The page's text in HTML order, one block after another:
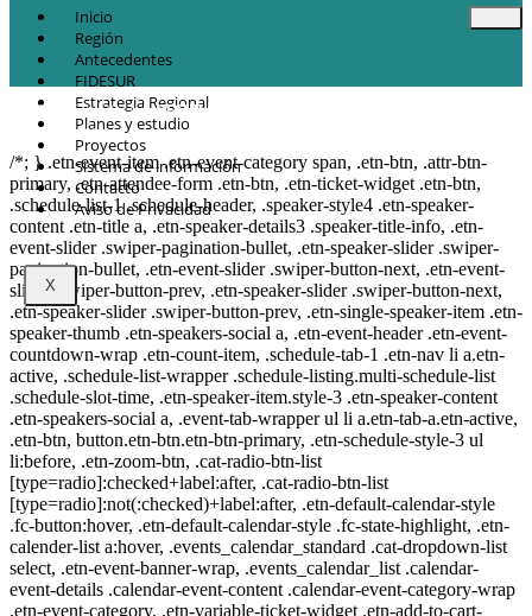
Inicio
Región
Antecedentes
FIDESUR
Estrategia Regional
Planes y estudio
Proyectos
Sistema de información
Contacto
Aviso de Privacidad
X
© Copyright 2021.FIDESURFideicomiso para el Desarrollo Regional del
Sur Sureste.
/*; } .etn-event-item .etn-event-category span, .etn-btn, .attr-btn-
primary, .etn-attendee-form .etn-btn, .etn-ticket-widget .etn-btn,
.schedule-list-1 .schedule-header, .speaker-style4 .etn-speaker-
content .etn-title a, .etn-speaker-details3 .speaker-title-info, .etn-
event-slider .swiper-pagination-bullet, .etn-speaker-slider .swiper-
pagination-bullet, .etn-event-slider .swiper-button-next, .etn-event-
slider .swiper-button-prev, .etn-speaker-slider .swiper-button-next,
.etn-speaker-slider .swiper-button-prev, .etn-single-speaker-item .etn-
speaker-thumb .etn-speakers-social a, .etn-event-header .etn-event-
countdown-wrap .etn-count-item, .schedule-tab-1 .etn-nav li a.etn-
active, .schedule-list-wrapper .schedule-listing.multi-schedule-list
.schedule-slot-time, .etn-speaker-item.style-3 .etn-speaker-content
.etn-speakers-social a, .event-tab-wrapper ul li a.etn-tab-a.etn-active,
.etn-btn, button.etn-btn.etn-btn-primary, .etn-schedule-style-3 ul
li:before, .etn-zoom-btn, .cat-radio-btn-list
[type=radio]:checked+label:after, .cat-radio-btn-list
[type=radio]:not(:checked)+label:after, .etn-default-calendar-style
.fc-button:hover, .etn-default-calendar-style .fc-state-highlight, .etn-
calender-list a:hover, .events_calendar_standard .cat-dropdown-list
select, .etn-event-banner-wrap, .events_calendar_list .calendar-
event-details .calendar-event-content .calendar-event-category-wrap
.etn-event-category, .etn-variable-ticket-widget .etn-add-to-cart-